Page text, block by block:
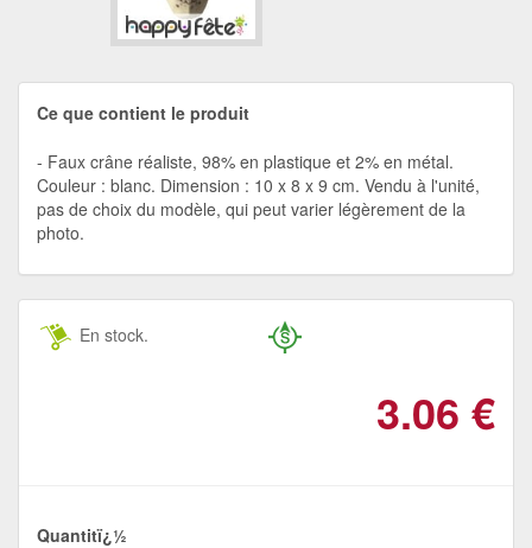
Ce que contient le produit
Faux crâne réaliste, 98% en plastique et 2% en métal.
Couleur : blanc. Dimension : 10 x 8 x 9 cm. Vendu à l'unité,
pas de choix du modèle, qui peut varier légèrement de la
photo.
En stock.
3.06 €
Quantitï¿½